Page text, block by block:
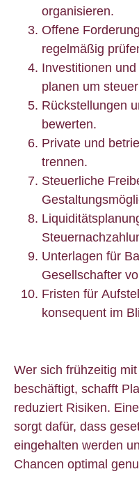
organisieren.
Offene
regelmäßig
Investitionen
planen um
Rückstellungen
bewerten.
Private und
trennen.
Steuerliche
Unterlagen für
Gesellschafter
Fristen für
konsequent im
Wer sich frühzeitig
beschäftigt, schafft
reduziert Risiken.
sorgt dafür, dass
eingehalten werden
Chancen optimal